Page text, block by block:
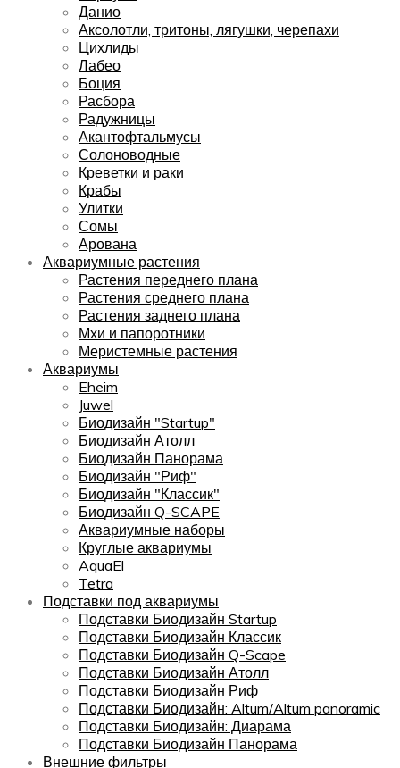
Данио
Аксолотли, тритоны, лягушки, черепахи
Цихлиды
Лабео
Боция
Расбора
Радужницы
Акантофтальмусы
Солоноводные
Креветки и раки
Крабы
Улитки
Сомы
Арована
Аквариумные растения
Растения переднего плана
Растения среднего плана
Растения заднего плана
Мхи и папоротники
Меристемные растения
Аквариумы
Eheim
Juwel
Биодизайн "Startup"
Биодизайн Атолл
Биодизайн Панорама
Биодизайн "Риф"
Биодизайн "Классик"
Биодизайн Q-SCAPE
Аквариумные наборы
Круглые аквариумы
AquaEl
Tetra
Подставки под аквариумы
Подставки Биодизайн Startup
Подставки Биодизайн Классик
Подставки Биодизайн Q-Scape
Подставки Биодизайн Атолл
Подставки Биодизайн Риф
Подставки Биодизайн: Altum/Altum panoramic
Подставки Биодизайн: Диарама
Подставки Биодизайн Панорама
Внешние фильтры